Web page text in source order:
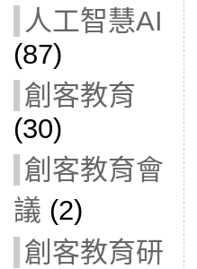
人工智慧AI
(87)
創客教育
(30)
創客教育會
議 (2)
創客教育研